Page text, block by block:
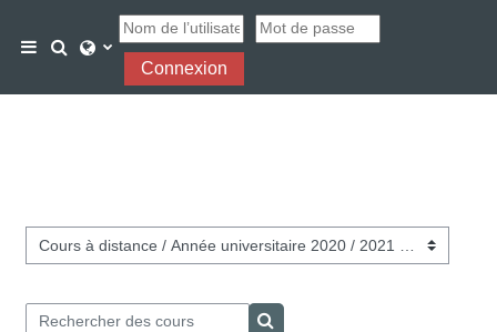
Panneau latéral
Activer/désactiver la saisie de recherche
Connexion
Catégories de cours
Rechercher des cours